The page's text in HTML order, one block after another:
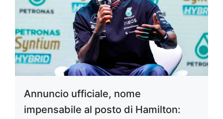
Annuncio ufficiale, nome
impensabile al posto di Hamilton: